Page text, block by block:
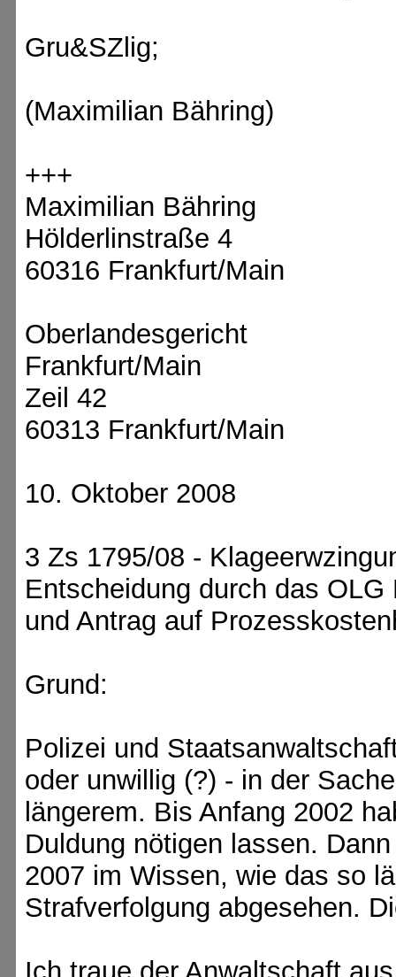
Gru&SZlig;
(Maximilian Bähring)
+++
Maximilian Bähring
Hölderlinstraße 4
60316 Frankfurt/Main
Oberlandesgericht
Frankfurt/Main
Zeil 42
60313 Frankfurt/Main
10. Oktober 2008
3 Zs 1795/08 -
Entscheidung durch das OLG
und Antrag auf
Grund:
Polizei und
oder unwillig (?) - in der
längerem. Bis Anfang 2002
Duldung nötigen lassen.
2007 im Wissen, wie das so
Strafverfolgung abgesehen.